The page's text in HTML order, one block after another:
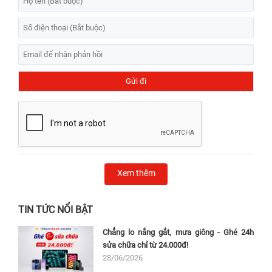
Xem thêm
TIN TỨC NỔI BẬT
Chẳng lo nắng gắt, mưa giông - Ghé 24h
sửa chữa chỉ từ 24.000đ!
28/06/2026